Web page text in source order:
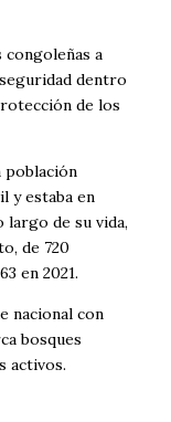
congoleñas a
dentro
de los
población
y estaba en
de su vida,
de 720
en 2021.
nacional con
bosques
activos.